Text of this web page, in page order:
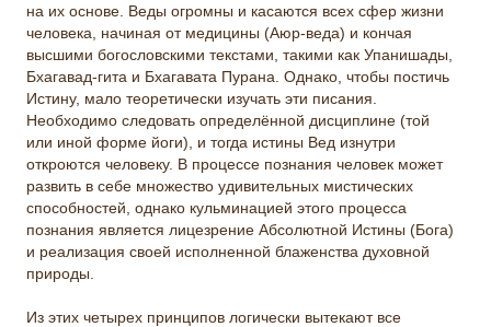
на их основе. Веды огромны и касаются всех сфер жизни
человека, начиная от медицины (Аюр-веда) и кончая
высшими богословскими текстами, такими как Упанишады,
Бхагавад-гита и Бхагавата Пурана. Однако, чтобы постичь
Истину, мало теоретически изучать эти писания.
Необходимо следовать определённой дисциплине (той
или иной форме йоги), и тогда истины Вед изнутри
откроются человеку. В процессе познания человек может
развить в себе множество удивительных мистических
способностей, однако кульминацией этого процесса
познания является лицезрение Абсолютной Истины (Бога)
и реализация своей исполненной блаженства духовной
природы.
Из этих четырех принципов логически вытекают все